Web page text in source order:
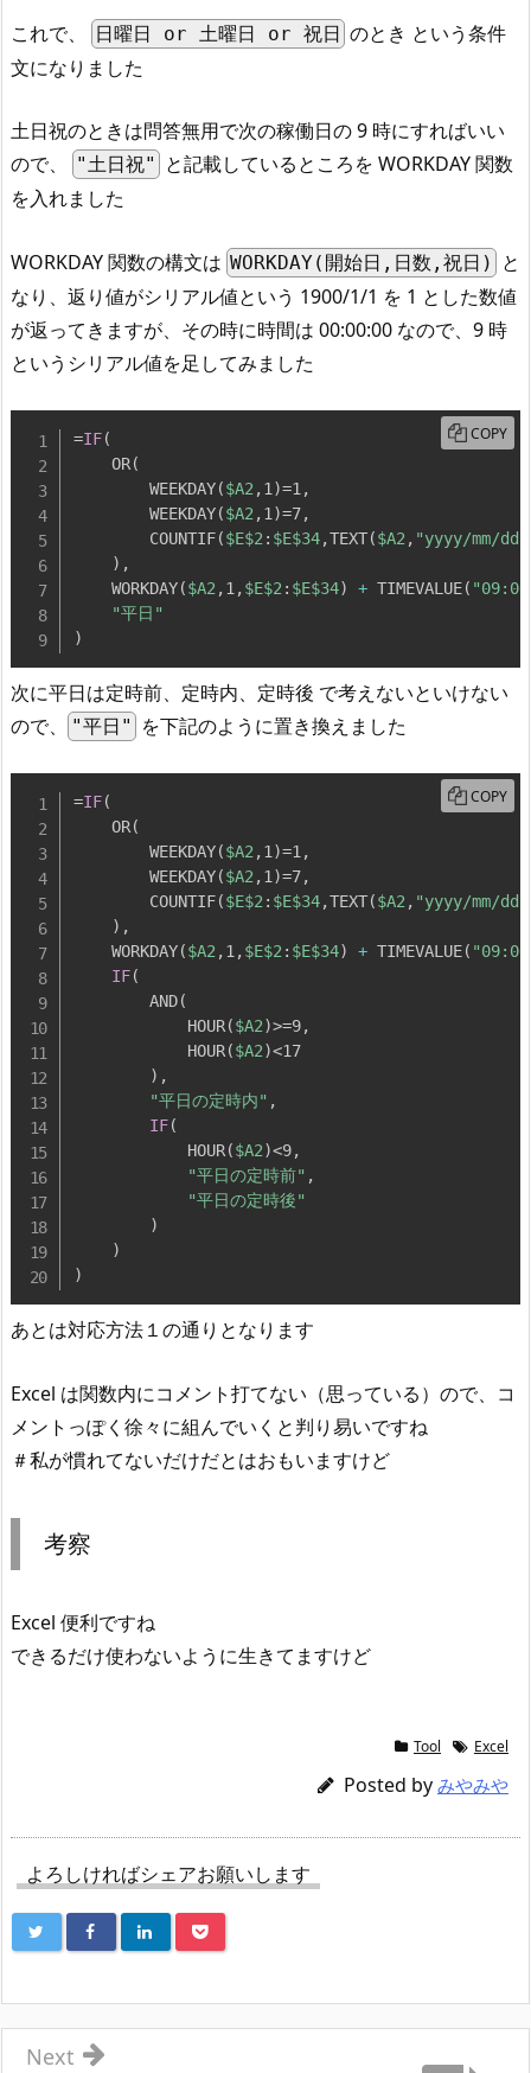
これで、 日曜日 or 土曜日 or 祝日 のとき という条件
文になりました
土日祝のときは問答無用で次の稼働日の 9 時にすればいい
ので、
"土日祝"
と記載しているところを WORKDAY 関数
を入れました
WORKDAY 関数の構文は WORKDAY(開始日,日数,祝日)
と
なり、返り値がシリアル値という 1900/1/1 を 1 とした数値
が返ってきますが、その時に時間は 00:00:00 なので、9 時
というシリアル値を足してみました
=IF(
    OR
(
        WEEKDAY
($A2 ,1 )=1 ,
        WEEKDAY
($A2 ,1 )=7,
        COUNTIF
($E$2 : $E$34,TEXT($A2 , "yyyy/mm/dd"
) ,
    WORKDAY
($A2 ,1 ,$E$2 : $E$34) + TIMEVALUE(
"平日"
)
COPY
次に平日は定時前、定時内、定時後 で考えないといけない
ので、
"平日" を下記のように置き換えました
=IF(
    OR
(
        WEEKDAY
($A2,1)=1,
        WEEKDAY
($A2,1)=7,
        COUNTIF
($E$2: $E$34,TEXT($A2, "yyyy/mm/dd"
) ,
    WORKDAY
($A2,1,$E$2: $E$34) + TIMEVALUE(
IF(
        AND
(
            HOUR
($A2)>=9,
            HOUR
($A2)<17
) ,
"平日の定時内" ,
IF(
            HOUR
($A2)<9,
"平日の定時前" ,
"平日の定時後"
)
)
)
COPY
あとは対応方法１の通りとなります
Excel は関数内にコメント打てない（思っている）ので、コ
メントっぽく徐々に組んでいくと判り易いですね
＃私が慣れてないだけだとはおもいますけど
考察
Excel 便利ですね
できるだけ使わないように生きてますけど
Tool Excel
Posted by みやみや
よろしければシェアお願いします
Next